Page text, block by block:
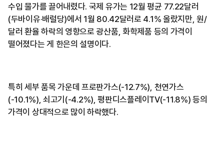
수입 물가를 끌어내렸다. 국제 유가는 12월 평균 77.22달러
(두바이유·배럴당)에서 1월 80.42달러로 4.1% 올랐지만, 원/
달러 환율 하락의 영향으로 광산품, 화학제품 등의 가격이
떨어졌다는 게 한은의 설명이다.
특히 세부 품목 가운데 프로판가스(-12.7%), 천연가스
(-10.1%), 쇠고기(-4.2%), 평판디스플레이TV(-11.8%) 등의
가격이 상대적으로 많이 하락했다.